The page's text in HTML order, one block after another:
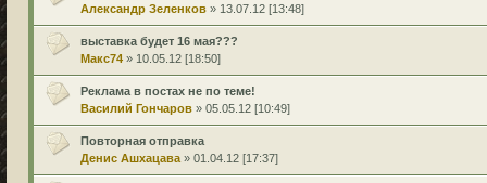
Александр Зеленков » 13.07.12 [13:48]
выставка будет 16 мая???
Макс74 » 10.05.12 [18:50]
Реклама в постах не по теме!
Василий Гончаров » 05.05.12 [10:49]
Повторная отправка
Денис Ашхацава » 01.04.12 [17:37]